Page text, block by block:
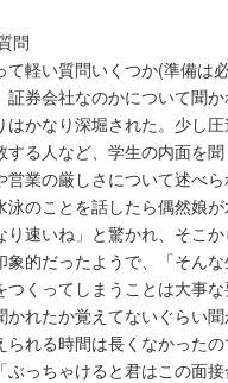
問
軽い質問いくつか(準備は
券会社なのかについて聞
かなり深堀された。少し圧
る人など、学生の内面を
業の厳しさについて述べら
泳のことを話したら偶然娘
速いね」と驚かれ、そこ
象的だったようで、「そん
くってしまうことは大事な
れたか覚えてないぐらい聞
れる時間は長くなかったの
っちゃけると君はこの面接